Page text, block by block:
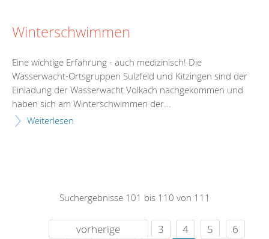
Winterschwimmen
Eine wichtige Erfahrung - auch medizinisch! Die
Wasserwacht-Ortsgruppen Sulzfeld und Kitzingen sind der
Einladung der Wasserwacht Volkach nachgekommen und
haben sich am Winterschwimmen der...
Weiterlesen
Suchergebnisse 101 bis 110 von 111
vorherige 3 4 5
6